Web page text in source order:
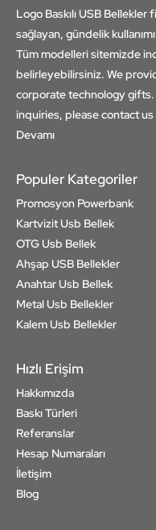
Logo Baskılı USB Bellekler
sağlayan, gündelik
Tüm modelleri sitemizde
belirleyebilirsiniz. We
corporate technology
inquiries, please contact
Devamı
Populer Kategoriler
Promosyon Powerbank
Kartvizit Usb Bellek
OTG Usb Bellek
Ahşap USB Bellekler
Anahtar Usb Bellek
Metal Usb Bellekler
Kalem Usb Bellekler
Hızlı Erişim
Hakkımızda
Baskı Türleri
Referanslar
Hesap Numaraları
İletişim
Blog